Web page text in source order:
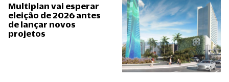
Multiplan vai esperar
eleição de 2026 antes
de lançar novos
projetos